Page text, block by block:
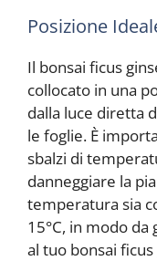
Posizione
Il bonsai ficus
collocato in una
dalla luce diretta
le foglie. È
sbalzi di
danneggiare la
temperatura sia
15°C, in modo
al tuo bonsai